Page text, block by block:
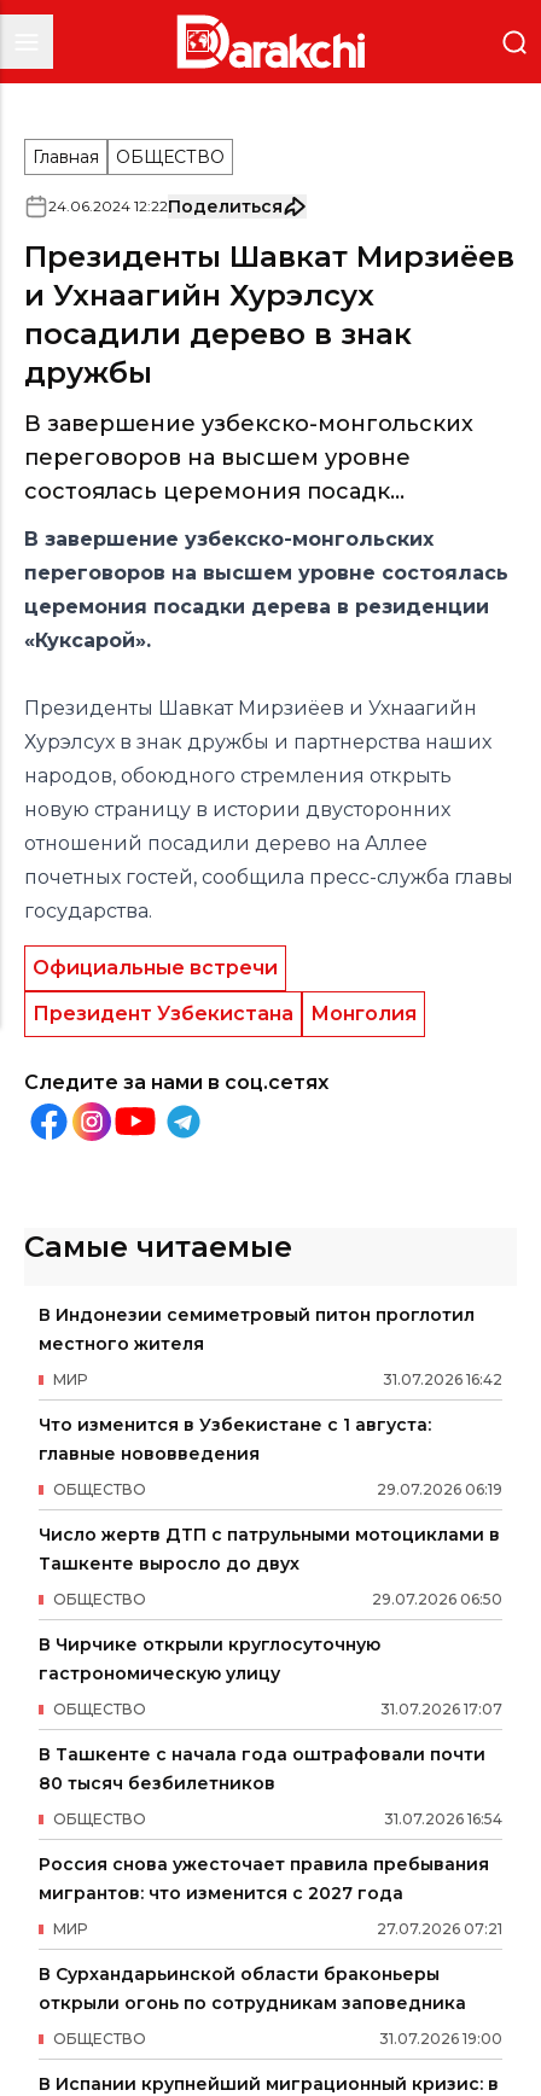
Главная ОБЩЕСТВО
24.06.2024 12:22Поделиться
Президенты Шавкат Мирзиёев
и Ухнаагийн Хурэлсух
посадили дерево в знак
дружбы
В завершение узбекско-монгольских
переговоров на высшем уровне
состоялась церемония посадк...
В завершение узбекско-монгольских
переговоров на высшем уровне состоялась
церемония посадки дерева в резиденции
«Куксарой».
Президенты Шавкат Мирзиёев и Ухнаагийн
Хурэлсух в знак дружбы и партнерства наших
народов, обоюдного стремления открыть
новую страницу в истории двусторонних
отношений посадили дерево на Аллее
почетных гостей, сообщила пресс-служба главы
государства.
Официальные встречи
Президент Узбекистана
Монголия
Следите за нами в соц.сетях
Самые читаемые
В Индонезии семиметровый питон проглотил
местного жителя
31.07.2026 16:42
МИР
Что изменится в Узбекистане с 1 августа:
главные нововведения
29.07.2026 06:19
ОБЩЕСТВО
Число жертв ДТП с патрульными мотоциклами в
Ташкенте выросло до двух
29.07.2026 06:50
ОБЩЕСТВО
В Чирчике открыли круглосуточную
гастрономическую улицу
31.07.2026 17:07
ОБЩЕСТВО
В Ташкенте с начала года оштрафовали почти
80 тысяч безбилетников
31.07.2026 16:54
ОБЩЕСТВО
Россия снова ужесточает правила пребывания
мигрантов: что изменится с 2027 года
27.07.2026 07:21
МИР
В Сурхандарьинской области браконьеры
открыли огонь по сотрудникам заповедника
31.07.2026 19:00
ОБЩЕСТВО
В Испании крупнейший миграционный кризис: в